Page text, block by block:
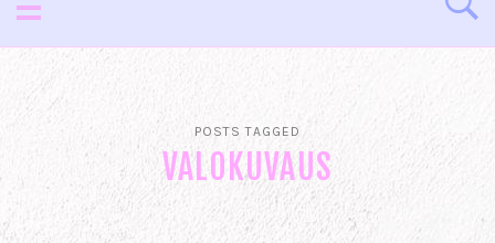
POSTS TAGGED
VALOKUVAUS